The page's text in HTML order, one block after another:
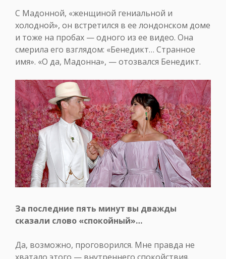
С Мадонной, «женщиной гениальной и
холодной», он встретился в ее лондонском доме
и тоже на пробах — одного из ее видео. Она
смерила его взглядом: «Бенедикт… Странное
имя». «О да, Мадонна», — отозвался Бенедикт.
За последние пять минут вы дважды
сказали слово «спокойный»…
Да, возможно, проговорился. Мне правда не